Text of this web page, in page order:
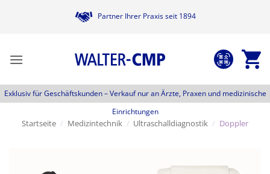
Partner Ihrer Praxis seit 1894
Exklusiv für Geschäftskunden –Verkauf nur an Ärzte, Praxen und medizinische
Einrichtungen
Startseite / Medizintechnik / Ultraschalldiagnostik / Doppler